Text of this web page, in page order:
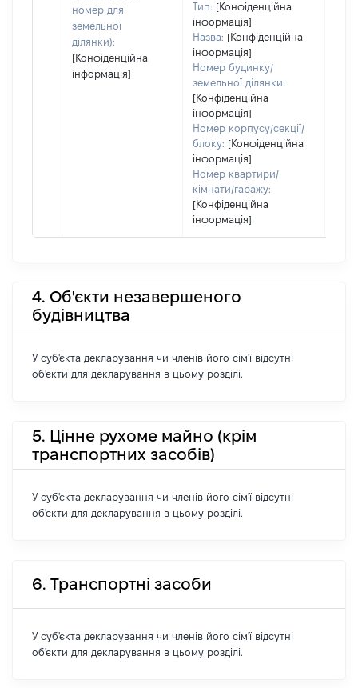
номер для
земельної
ділянки):
[Конфіденційна
інформація]
Тип: [Конфіденційна
інформація]
Назва: [Конфіденційна
інформація]
Номер будинку/
земельної ділянки:
[Конфіденційна
інформація]
Номер корпусу/секції/
блоку: [Конфіденційна
інформація]
Номер квартири/
кімнати/гаражу:
[Конфіденційна
інформація]
4. Об'єкти незавершеного
будівництва
У суб'єкта декларування чи членів його сім'ї відсутні
об'єкти для декларування в цьому розділі.
5. Цінне рухоме майно (крім
транспортних засобів)
У суб'єкта декларування чи членів його сім'ї відсутні
об'єкти для декларування в цьому розділі.
6. Транспортні засоби
У суб'єкта декларування чи членів його сім'ї відсутні
об'єкти для декларування в цьому розділі.